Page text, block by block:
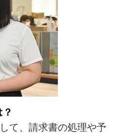
て、請求書の処理や予